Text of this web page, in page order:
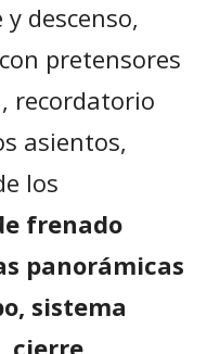
descenso,
pretensores
recordatorio
asientos,
los
frenado
panorámicas
sistema